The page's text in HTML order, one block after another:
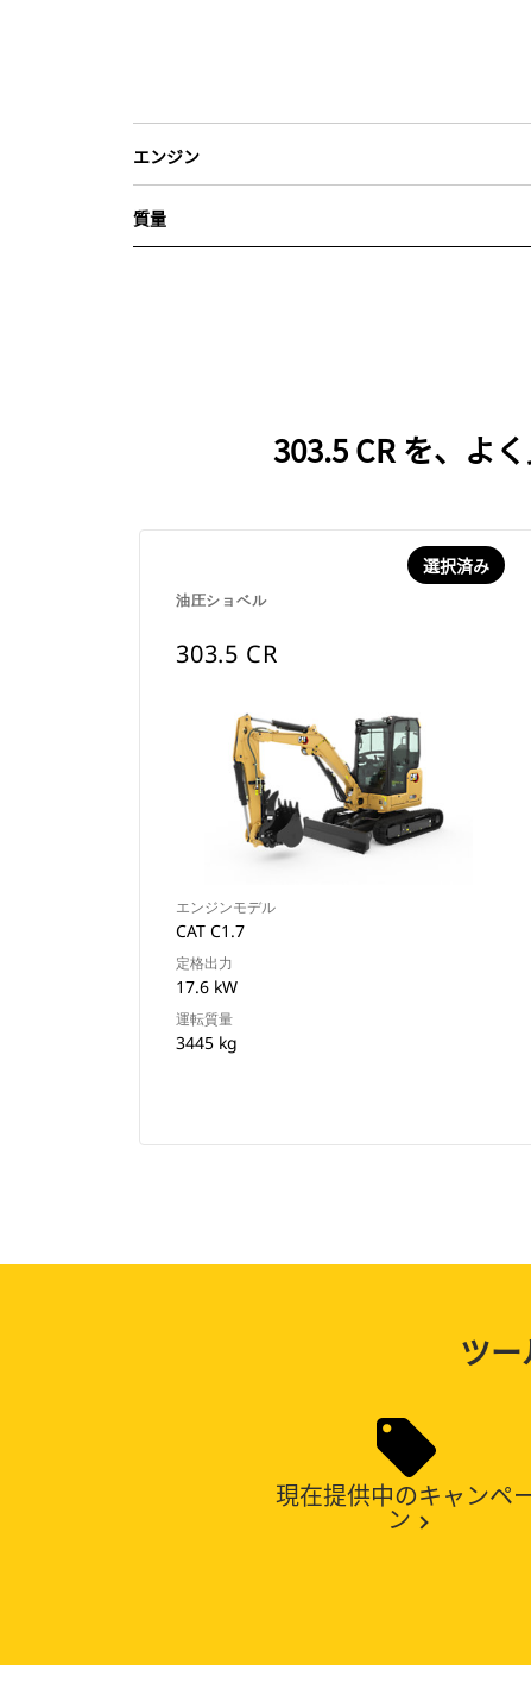
エンジン
質量
303.5 CR を、よ
油圧ショベル
選択済み
303.5 CR
エンジンモデル
CAT C1.7
定格出力
17.6 kW
運転質量
3445 kg
ツ
現在提供中のキャンペ
ン